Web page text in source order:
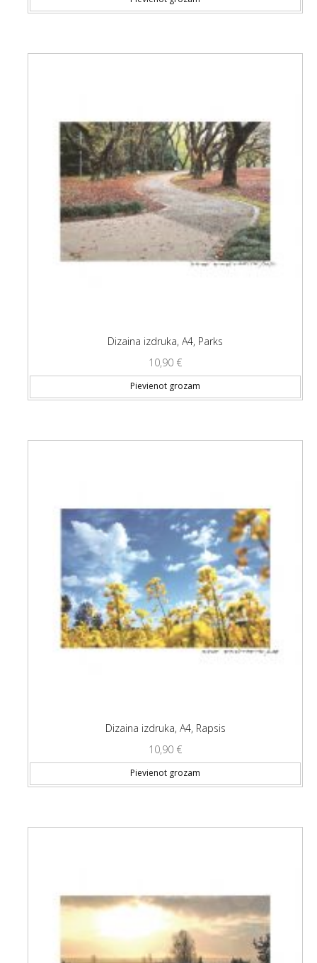
Dizaina izdruka, A4, Parks
10,90 €
Pievienot grozam
Dizaina izdruka, A4, Rapsis
10,90 €
Pievienot grozam